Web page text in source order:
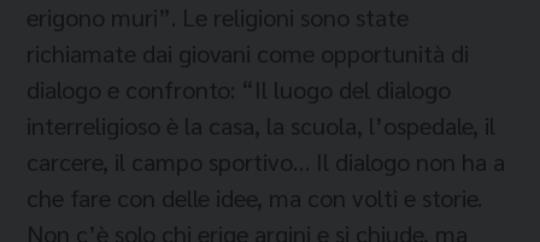
erigono muri”. Le religioni sono state
richiamate dai giovani come opportunità di
dialogo e confronto: “Il luogo del dialogo
interreligioso è la casa, la scuola, l’ospedale, il
carcere, il campo sportivo… Il dialogo non ha a
che fare con delle idee, ma con volti e storie.
Non c’è solo chi erige argini e si chiude, ma